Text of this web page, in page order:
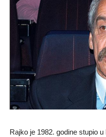
Rajko je 1982. godine stupio